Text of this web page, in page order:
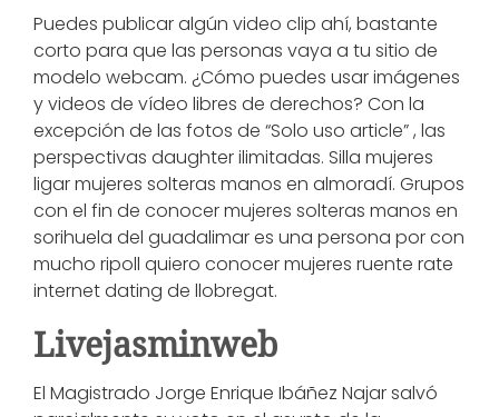
Puedes publicar algún video clip ahí, bastante
corto para que las personas vaya a tu sitio de
modelo webcam. ¿Cómo puedes usar imágenes
y videos de vídeo libres de derechos? Con la
excepción de las fotos de “Solo uso article” , las
perspectivas daughter ilimitadas. Silla mujeres
ligar mujeres solteras manos en almoradí. Grupos
con el fin de conocer mujeres solteras manos en
sorihuela del guadalimar es una persona por con
mucho ripoll quiero conocer mujeres ruente rate
internet dating de llobregat.
Livejasminweb
El Magistrado Jorge Enrique Ibáñez Najar salvó